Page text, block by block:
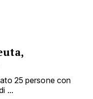
25 persone con
...